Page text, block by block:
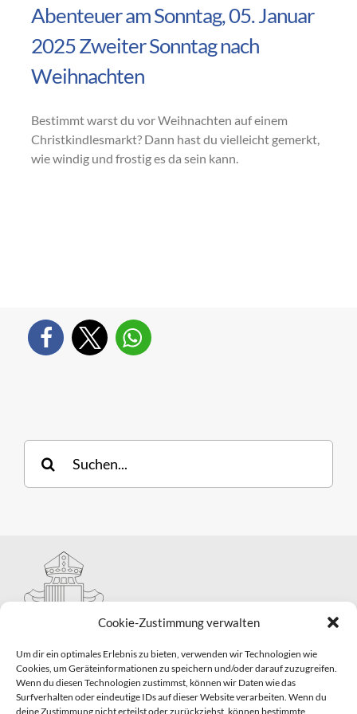
Cookie-Zustimmung verwalten
Um dir ein optimales Erlebnis zu bieten, verwenden wir Technologien wie
Cookies, um Geräteinformationen zu speichern und/oder darauf zuzugreifen.
Wenn du diesen Technologien zustimmst, können wir Daten wie das
Surfverhalten oder eindeutige IDs auf dieser Website verarbeiten. Wenn du
deine Zustimmung nicht erteilst oder zurückziehst, können bestimmte
Abenteuer am Sonntag, 05. Januar
2025 Zweiter Sonntag nach
Weihnachten
Bestimmt warst du vor Weihnachten auf einem
Christkindlesmarkt? Dann hast du vielleicht gemerkt,
wie windig und frostig es da sein kann.
nach:
Hauptabteilung II – Seelsorge
Pastorale Grunddienste und Sakramentenpastoral